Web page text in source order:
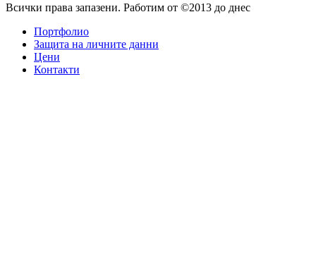
Всички права запазени. Работим от ©2013 до днес
Портфолио
Защита на личните данни
Цени
Контакти